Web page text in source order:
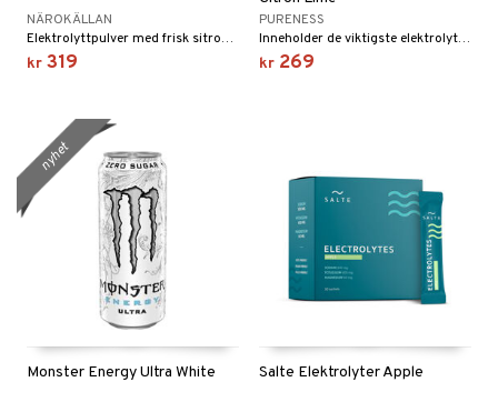
NÄROKÄLLAN
Elektrolyttpulver med frisk sitronsmak
kr 319
PURENESS
Inneholder de viktigste elektrolyttene, Guérande-salt, C-vitamin og organisk svovel (OptiMSM)
kr 269
Monster Energy Ultra White
nyhet
Salte Elektrolyter Äpple